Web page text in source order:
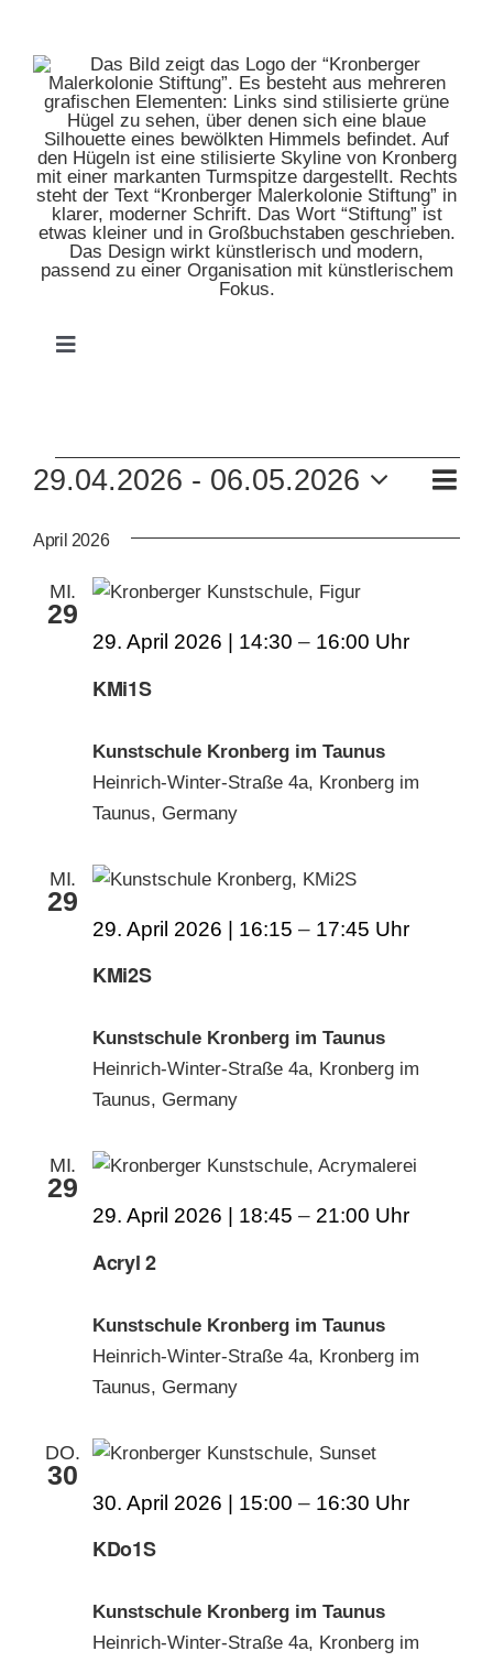
springen
Toggle
MUSEUM
KUNSTSCHULE
KRONBERGER MALERKOLONIE
SUCHE
VERANSTALTUNGEN
Liste
29.04.2026 - 06.05.2026
wählen.
April 2026
MI.
29
KMi1S
29. April 2026 | 14:30 – 16:00
Kunstschule Kronberg im Taunus
Heinrich-Winter-Straße 4a, Kronberg im
Taunus, Germany
MI.
29
KMi2S
29. April 2026 | 16:15 – 17:45
Kunstschule Kronberg im Taunus
Heinrich-Winter-Straße 4a, Kronberg im
Taunus, Germany
MI.
29
Acryl 2
29. April 2026 | 18:45 – 21:00
Kunstschule Kronberg im Taunus
Heinrich-Winter-Straße 4a, Kronberg im
Taunus, Germany
DO.
30
KDo1S
30. April 2026 | 15:00 – 16:30
Kunstschule Kronberg im Taunus
Heinrich-Winter-Straße 4a, Kronberg im